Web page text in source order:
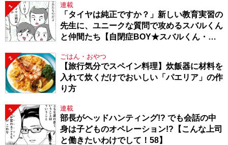
1 連載
「タイヤは純正ですか？」新しい教育実習の
先生に、ユニークな質問で攻めるスバルくん
と仲間たち【自閉症BOY★スバルくん・
2 ごはん・おやつ
【旅行気分でスペイン料理】炊飯器に材料を
入れて炊くだけでおいしい「パエリア」の作
り方
3 連載
部長がヘッドハンティング!? でも会話の中
身は子どものオペレーション!?【こんな上司
と働きたいわけでして！58】